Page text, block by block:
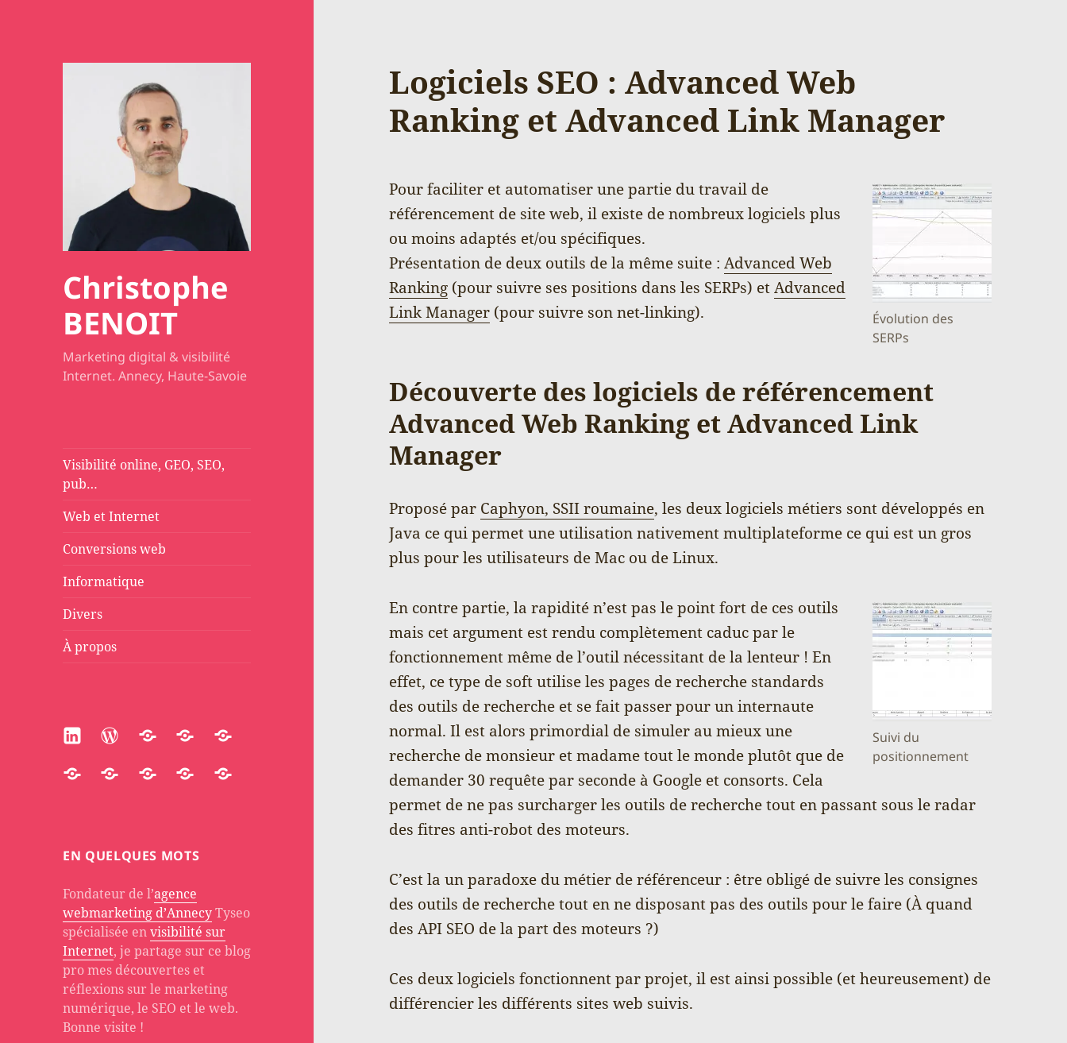
Christophe
BENOIT
Marketing digital & visibilité
Internet. Annecy, Haute-Savoie
Visibilité online, GEO, SEO,
pub…
Web et Internet
Conversions web
Informatique
Divers
À propos
LinkedinWordPressParticipateHuggingface
Substack
Accredible
QuoraStackoverflow
AboutPH
EN QUELQUES MOTS
Fondateur de l’agence
webmarketing d’AnnecyTyseo
spécialisée envisibilité sur
Internet, je partage sur ce blog
pro mes découvertes et
réflexions sur le marketing
numérique, le SEO et le web.
Bonne visite !
Logiciels SEO : Advanced Web
Ranking et Advanced Link Manager
Évolution des
SERPs
Pour faciliter et automatiser une partie du travail de
référencement de site web, il existe de nombreux logiciels plus
ou moins adaptés et/ou spécifiques.
Présentation de deux outils de la même suite :Advanced Web
Ranking (pour suivre ses positions dans les SERPs) etAdvanced
Link Manager (pour suivre son net-linking).
Découverte des logiciels de référencement
Advanced Web Ranking et Advanced Link
Manager
Proposé par Caphyon, SSII roumaine, les deux logiciels métiers sont développés en
Java ce qui permet une utilisation nativement multiplateforme ce qui est un gros
plus pour les utilisateurs de Mac ou de Linux.
Suivi du
positionnement
En contre partie, la rapidité n’est pas le point fort de ces outils
mais cet argument est rendu complètement caduc par le
fonctionnement même de l’outil nécessitant de la lenteur ! En
effet, ce type de soft utilise les pages de recherche standards
des outils de recherche et se fait passer pour un internaute
normal. Il est alors primordial de simuler au mieux une
recherche de monsieur et madame tout le monde plutôt que de
demander 30 requête par seconde à Google et consorts. Cela
permet de ne pas surcharger les outils de recherche tout en passant sous le radar
des fitres anti-robot des moteurs.
C’est la un paradoxe du métier de référenceur : être obligé de suivre les consignes
des outils de recherche tout en ne disposant pas des outils pour le faire (À quand
des API SEO de la part des moteurs ?)
Ces deux logiciels fonctionnent par projet, il est ainsi possible (et heureusement) de
différencier les différents sites web suivis.